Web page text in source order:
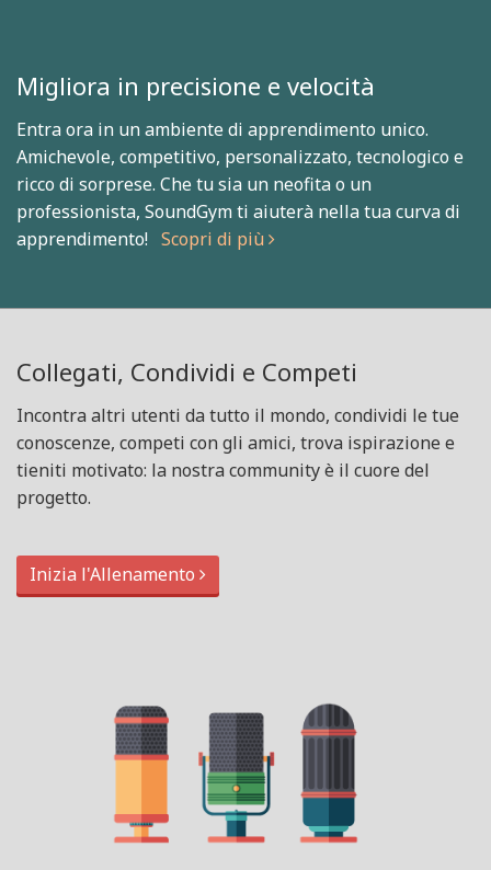
Migliora in precisione e velocità
Entra ora in un ambiente di apprendimento unico.
Amichevole, competitivo, personalizzato, tecnologico e
ricco di sorprese. Che tu sia un neofita o un
professionista, SoundGym ti aiuterà nella tua curva di
apprendimento! Scopri di più
Collegati, Condividi e Competi
Incontra altri utenti da tutto il mondo, condividi le tue
conoscenze, competi con gli amici, trova ispirazione e
tieniti motivato: la nostra community è il cuore del
progetto.
Inizia l'Allenamento